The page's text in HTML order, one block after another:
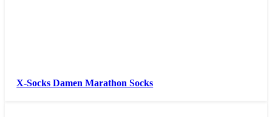
X-Socks Damen Marathon Socks